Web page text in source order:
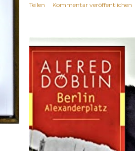
Teilen Kommentar veröffentlichen